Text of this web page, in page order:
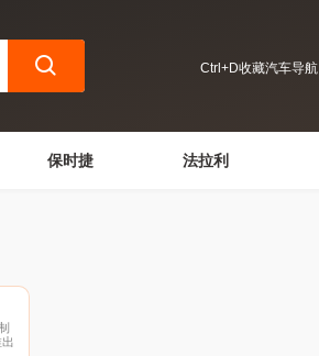
Ctrl+D收藏汽车导航
保时捷 法拉利